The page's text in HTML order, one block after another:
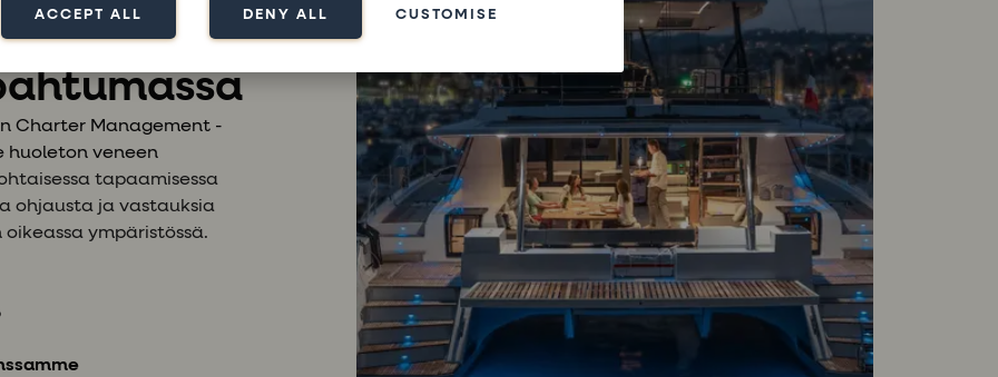
ACCEPT ALL DENY ALL CUSTOMISE
Charter Management -
huoleton veneen
tapaamisessa
ohjausta ja vastauksia
ympäristössä.